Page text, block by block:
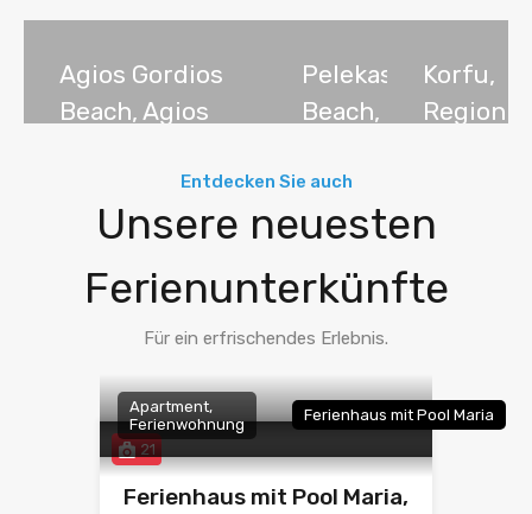
Agios Gordios
Beach, Agios
Griechenland
Ferienunterkünfte
Pelekas
Beach,
Korfu,
Griechenland
Ferienunterkünfte
Korfu,
Region
Inseln,
38
Ferienunterkünfte
Entdecken Sie auch
Unsere neuesten
Ferienunterkünfte
Für ein erfrischendes Erlebnis.
21
Apartment,
Ferienwohnung
Ferienhaus mit Pool Maria
Ferienhaus mit Pool Maria,